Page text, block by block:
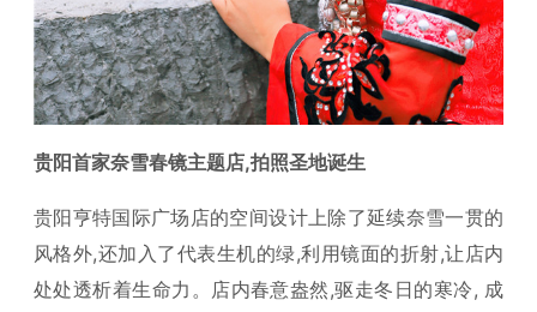
贵阳首家奈雪春镜主题店,拍照圣地诞生
贵阳亨特国际广场店的空间设计上除了延续奈雪一贯的
风格外,还加入了代表生机的绿,利用镜面的折射,让店内
处处透析着生命力。店内春意盎然,驱走冬日的寒冷, 成